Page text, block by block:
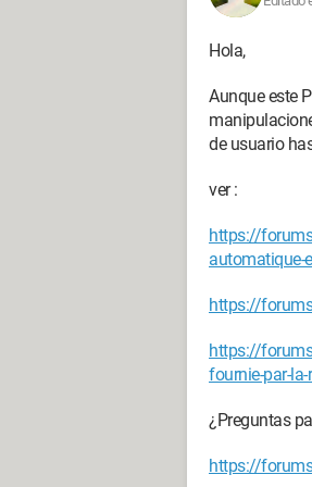
Hola,
Aunque este
de usuario
ver :
https://
automatique-
https://
https://
fournie-par-
¿Preguntas
https://